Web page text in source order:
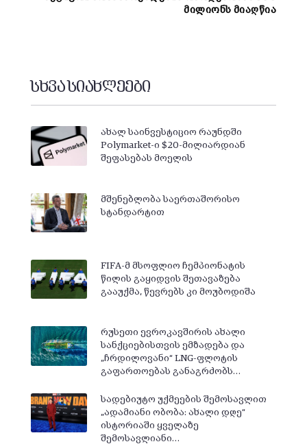
მილიონს მიაღწია
სხვა სიახლეები
ახალ საინვესტიციო რაუნდში
Polymarket-ი $20-მილიარდიან
შეფასებას მოელის
მშენებლობა საერთაშორისო
სტანდარტით
FIFA-მ მსოფლიო ჩემპიონატის
წილის გაყიდვის შეთავაზება
გააუქმა, წევრებს კი მოუბოდიშა
რუსეთი ევროკავშირის ახალი
სანქციებისთვის ემზადება და
„ჩრდილოვანი“ LNG-ფლოტის
გაფართოებას განაგრძობს…
სადებიუტო უქმეების შემოსავლით
„ადამიანი ობობა: ახალი დღე“
ისტორიაში ყველაზე
შემოსავლიანი…